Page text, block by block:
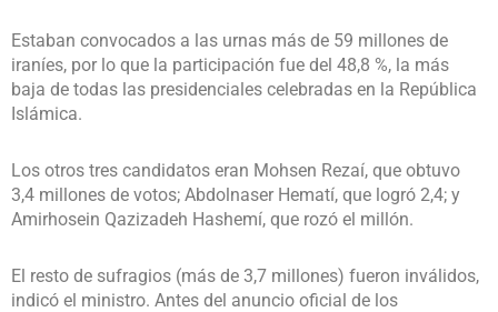
Estaban convocados a las urnas más de 59 millones de
iraníes, por lo que la participación fue del 48,8 %, la más
baja de todas las presidenciales celebradas en la República
Islámica.
Los otros tres candidatos eran Mohsen Rezaí, que obtuvo
3,4 millones de votos; Abdolnaser Hematí, que logró 2,4; y
Amirhosein Qazizadeh Hashemí, que rozó el millón.
El resto de sufragios (más de 3,7 millones) fueron inválidos,
indicó el ministro. Antes del anuncio oficial de los